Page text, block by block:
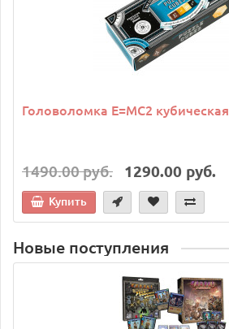
Головоломка E=MC2 кубическая
1490.00 руб. 1290.00 руб.
Купить
Новые поступления